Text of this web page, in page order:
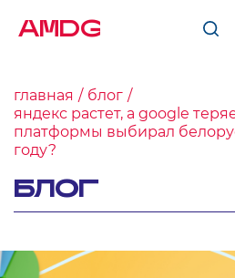
AMDG
главная
блог
яндекс растет, а google
платформы выбирал
году?
БЛОГ